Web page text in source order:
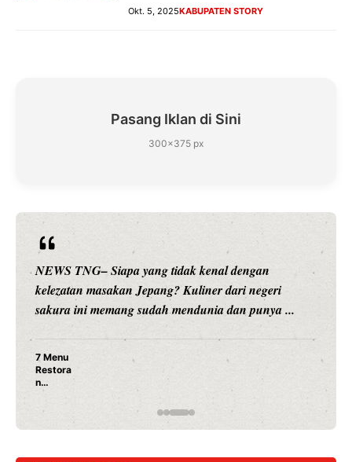
Okt. 5, 2025KABUPATEN STORY
Pasang Iklan di Sini
300×375 px
NEWS TNG– Siapa sangka, dua nama besar di dunia
hiburan, Nunung Srimulat dan Vicky Prasetyo, kini
merambah dunia kuliner dengan ...
Nunung Srimulat & Vicky Prasetyo Buka Restoran
Rahasia Mami Bikin Nagih!